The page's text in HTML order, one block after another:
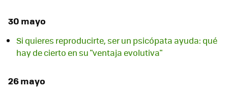
30 mayo
Si quieres reproducirte, ser un psicópata ayuda: qué
hay de cierto en su "ventaja evolutiva"
26 mayo